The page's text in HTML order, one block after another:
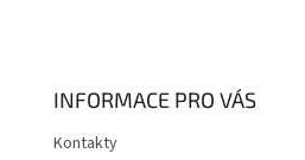
INFORMACE PRO VÁS
Kontakty